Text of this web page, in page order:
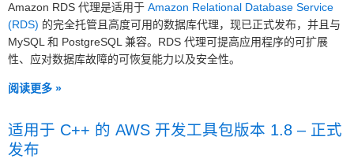
Amazon RDS 代理是适用于 Amazon Relational Database Service
(RDS) 的完全托管且高度可用的数据库代理，现已正式发布，并且与
MySQL 和 PostgreSQL 兼容。RDS 代理可提高应用程序的可扩展
性、应对数据库故障的可恢复能力以及安全性。
阅读更多 »
适用于 C++ 的 AWS 开发工具包版本 1.8 – 正式
发布